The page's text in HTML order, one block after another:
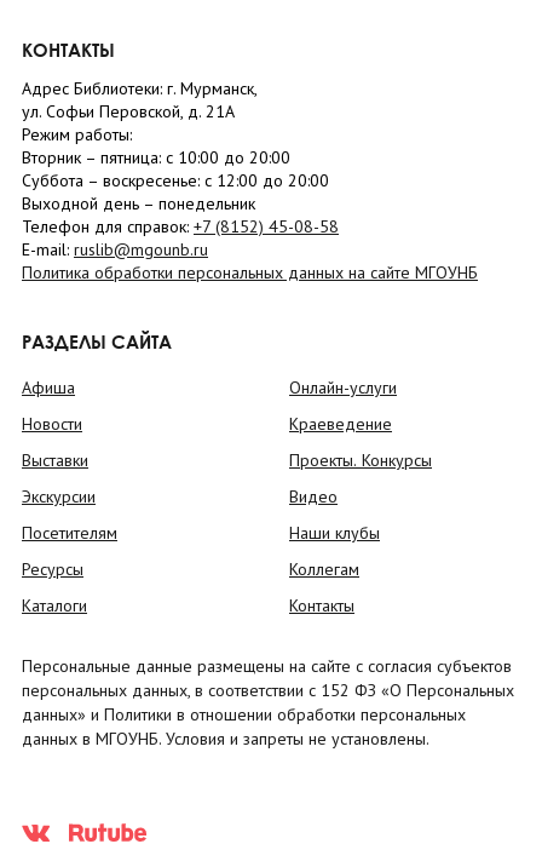
КОНТАКТЫ
Адрес Библиотеки: г. Мурманск,
ул. Софьи Перовской, д. 21А
Режим работы:
Вторник – пятница: с 10:00 до 20:00
Суббота – воскресенье: c 12:00 до 20:00
Выходной день – понедельник
Телефон для справок: +7 (8152) 45-08-58
E-mail: ruslib@mgounb.ru
Политика обработки персональных данных на сайте МГОУНБ
РАЗДЕЛЫ САЙТА
Афиша
Новости
Выставки
Экскурсии
Посетителям
Ресурсы
Каталоги
Онлайн-услуги
Краеведение
Проекты. Конкурсы
Видео
Наши клубы
Коллегам
Контакты
Персональные данные размещены на сайте с согласия субъектов
персональных данных, в соответствии с 152 ФЗ «О Персональных
данных» и Политики в отношении обработки персональных
данных в МГОУНБ. Условия и запреты не установлены.